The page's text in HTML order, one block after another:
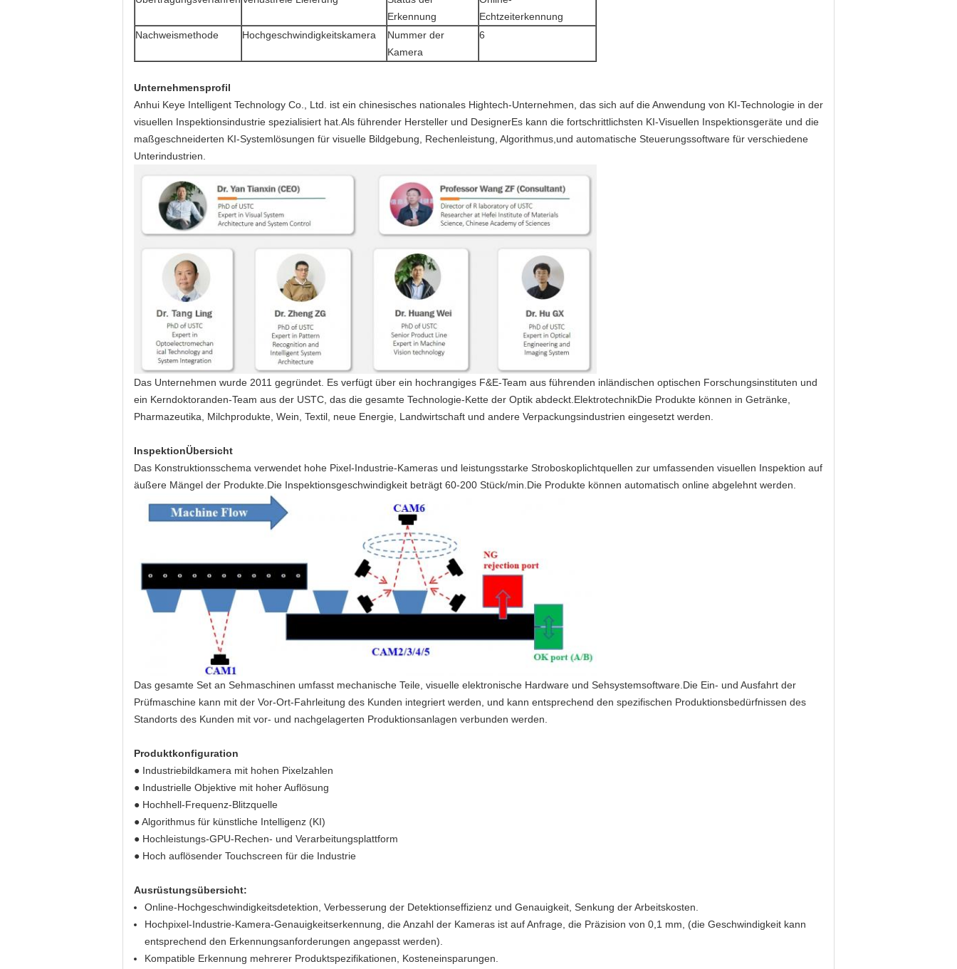
Erkennung
Echtzeiterkennung
Nachweismethode
Hochgeschwindigkeitskamera
Nummer der
Kamera
6
Unternehmensprofil
Anhui Keye Intelligent Technology Co., Ltd. ist ein chinesisches nationales Hightech-Unternehmen, das sich auf die Anwendung von KI-Technologie in der
visuellen Inspektionsindustrie spezialisiert hat.Als führender Hersteller und DesignerEs kann die fortschrittlichsten KI-Visuellen Inspektionsgeräte und die
maßgeschneiderten KI-Systemlösungen für visuelle Bildgebung, Rechenleistung, Algorithmus,und automatische Steuerungssoftware für verschiedene
Unterindustrien.
Das Unternehmen wurde 2011 gegründet. Es verfügt über ein hochrangiges F&E-Team aus führenden inländischen optischen Forschungsinstituten und
ein Kerndoktoranden-Team aus der USTC, das die gesamte Technologie-Kette der Optik abdeckt.ElektrotechnikDie Produkte können in Getränke,
Pharmazeutika, Milchprodukte, Wein, Textil, neue Energie, Landwirtschaft und andere Verpackungsindustrien eingesetzt werden.
InspektionÜbersicht
Das Konstruktionsschema verwendet hohe Pixel-Industrie-Kameras und leistungsstarke Stroboskoplichtquellen zur umfassenden visuellen Inspektion auf
äußere Mängel der Produkte.Die Inspektionsgeschwindigkeit beträgt 60-200 Stück/min.Die Produkte können automatisch online abgelehnt werden.
Das gesamte Set an Sehmaschinen umfasst mechanische Teile, visuelle elektronische Hardware und Sehsystemsoftware.Die Ein- und Ausfahrt der
Prüfmaschine kann mit der Vor-Ort-Fahrleitung des Kunden integriert werden, und kann entsprechend den spezifischen Produktionsbedürfnissen des
Standorts des Kunden mit vor- und nachgelagerten Produktionsanlagen verbunden werden.
Produktkonfiguration
● Industriebildkamera mit hohen Pixelzahlen
● Industrielle Objektive mit hoher Auflösung
● Hochhell-Frequenz-Blitzquelle
● Algorithmus für künstliche Intelligenz (KI)
● Hochleistungs-GPU-Rechen- und Verarbeitungsplattform
● Hoch auflösender Touchscreen für die Industrie
Ausrüstungsübersicht:
Online-Hochgeschwindigkeitsdetektion, Verbesserung der Detektionseffizienz und Genauigkeit, Senkung der Arbeitskosten.
Hochpixel-Industrie-Kamera-Genauigkeitserkennung, die Anzahl der Kameras ist auf Anfrage, die Präzision von 0,1 mm, (die Geschwindigkeit kann
entsprechend den Erkennungsanforderungen angepasst werden).
Kompatible Erkennung mehrerer Produktspezifikationen, Kosteneinsparungen.